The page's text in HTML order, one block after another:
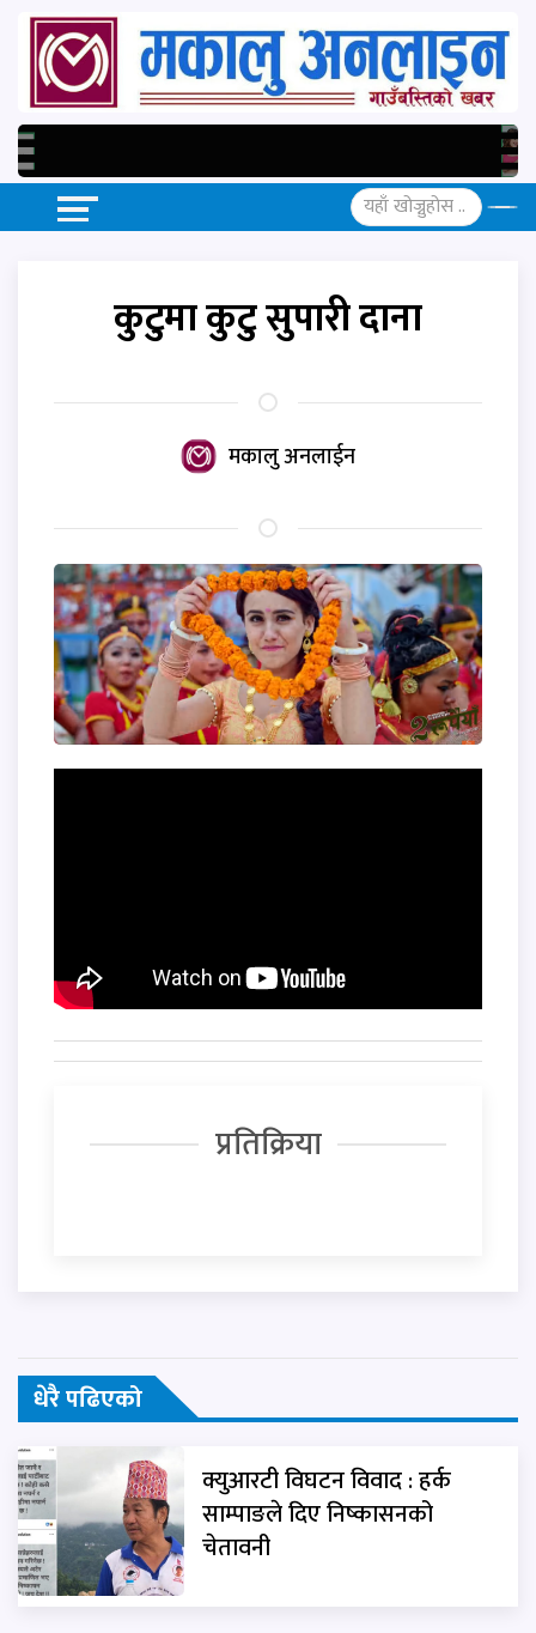
कुटुमा कुटु सुपारी दाना
मकालु अनलाईन
प्रतिक्रिया
धेरै पढिएको
क्युआरटी विघटन विवाद : हर्क
साम्पाङले दिए निष्कासनको
चेतावनी